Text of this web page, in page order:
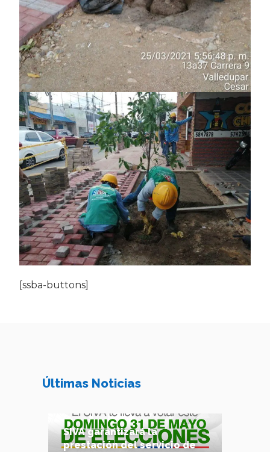
[ssba-buttons]
Últimas Noticias
SIVA garantizará la
prestación del servicio de